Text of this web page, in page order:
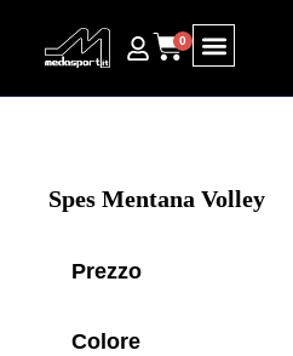
0
Spes Mentana Volley
Prezzo
Colore